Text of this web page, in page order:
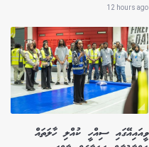
12 hours ago
ވީއައިއޭގައި ސިއްހީ ކުއްލި ހާލަތައް